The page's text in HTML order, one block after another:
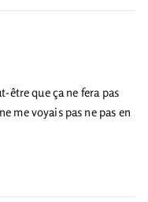
être que ça ne fera pas
me voyais pas ne pas en